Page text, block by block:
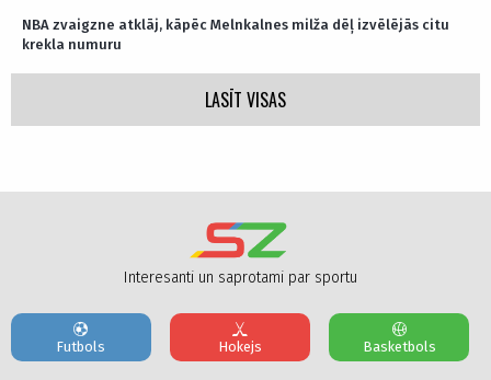
NBA zvaigzne atklāj, kāpēc Melnkalnes milža dēļ izvēlējās citu
krekla numuru
LASĪT VISAS
Interesanti un saprotami par sportu
Futbols Hokejs Basketbols